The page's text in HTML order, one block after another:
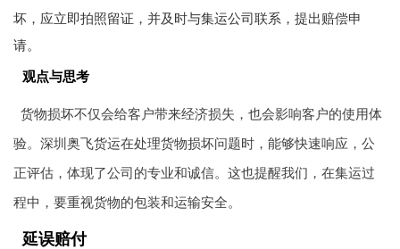
坏，应立即拍照留证，并及时与集运公司联系，提出赔偿申
请。
观点与思考
货物损坏不仅会给客户带来经济损失，也会影响客户的使用体
验。深圳奥飞货运在处理货物损坏问题时，能够快速响应，公
正评估，体现了公司的专业和诚信。这也提醒我们，在集运过
程中，要重视货物的包装和运输安全。
延误赔付